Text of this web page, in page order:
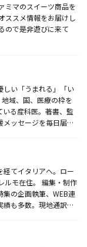
ミマのスイーツ商品を
ススメ情報をお届けし
ので是非遊びに来て
しい「うまれる」「い
域、国、医療の枠を
いる産科医。著書、監
ッセージを毎日届け
経てイタリアへ。ロー
ルモ在住。 編集・制作
集の企画執筆、WEB連
も多数。現地通訳も